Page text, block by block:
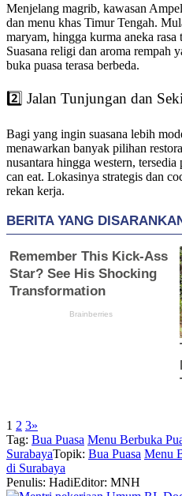
Menjelang magrib, kawasan
dan menu khas Timur Tengah.
maryam, hingga kurma aneka rasa
Suasana religi dan aroma rempah
buka puasa terasa berbeda.
2️⃣ Jalan Tunjungan dan
Bagi yang ingin suasana lebih
menawarkan banyak pilihan
nusantara hingga western,
can eat. Lokasinya strategis dan
rekan kerja.
1 2 3»
Tag: Bua Puasa Menu Berbuka
SurabayaTopik: Bua Puasa Menu
di Surabaya
Penulis: HadiEditor: MNH